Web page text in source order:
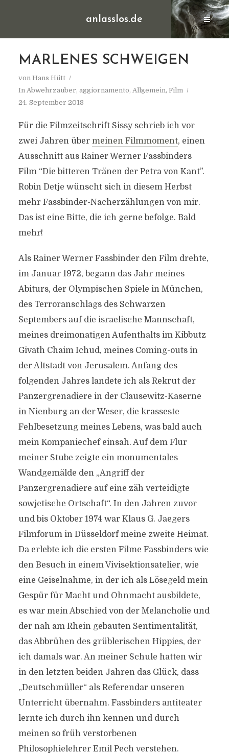
anlasslos.de
MARLENES SCHWEIGEN
von Hans Hütt
In Abwehrzauber, aggiornamento, Allgemein, Film
24. September 2018
Für die Filmzeitschrift Sissy schrieb ich vor
zwei Jahren über meinen Filmmoment, einen
Ausschnitt aus Rainer Werner Fassbinders
Film “Die bitteren Tränen der Petra von Kant”.
Robin Detje wünscht sich in diesem Herbst
mehr Fassbinder-Nacherzählungen von mir.
Das ist eine Bitte, die ich gerne befolge. Bald
mehr!
Als Rainer Werner Fassbinder den Film drehte,
im Januar 1972, begann das Jahr meines
Abiturs, der Olympischen Spiele in München,
des Terroranschlags des Schwarzen
Septembers auf die israelische Mannschaft,
meines dreimonatigen Aufenthalts im Kibbutz
Givath Chaim Ichud, meines Coming-outs in
der Altstadt von Jerusalem. Anfang des
folgenden Jahres landete ich als Rekrut der
Panzergrenadiere in der Clausewitz-Kaserne
in Nienburg an der Weser, die krasseste
Fehlbesetzung meines Lebens, was bald auch
mein Kompaniechef einsah. Auf dem Flur
meiner Stube zeigte ein monumentales
Wandgemälde den „Angriff der
Panzergrenadiere auf eine zäh verteidigte
sowjetische Ortschaft“. In den Jahren zuvor
und bis Oktober 1974 war Klaus G. Jaegers
Filmforum in Düsseldorf meine zweite Heimat.
Da erlebte ich die ersten Filme Fassbinders wie
den Besuch in einem Vivisektionsatelier, wie
eine Geiselnahme, in der ich als Lösegeld mein
Gespür für Macht und Ohnmacht ausbildete,
es war mein Abschied von der Melancholie und
der nah am Rhein gebauten Sentimentalität,
das Abbrühen des grüblerischen Hippies, der
ich damals war. An meiner Schule hatten wir
in den letzten beiden Jahren das Glück, dass
„Deutschmüller“ als Referendar unseren
Unterricht übernahm. Fassbinders antiteater
lernte ich durch ihn kennen und durch
meinen so früh verstorbenen
Philosophielehrer Emil Pech verstehen.